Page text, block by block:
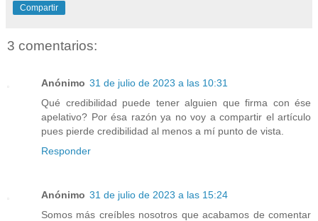
Compartir
3 comentarios:
Anónimo 31 de julio de 2023 a las 10:31
Qué credibilidad puede tener alguien que firma con ése
apelativo? Por ésa razón ya no voy a compartir el artículo
pues pierde credibilidad al menos a mí punto de vista.
Responder
Anónimo 31 de julio de 2023 a las 15:24
Somos más creíbles nosotros que acabamos de comentar